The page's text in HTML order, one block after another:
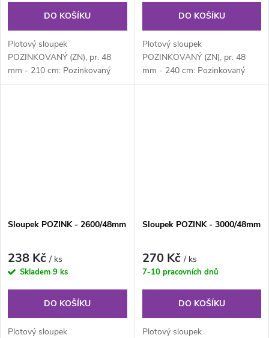
DO KOŠÍKU
Plotový sloupek
POZINKOVANÝ (ZN), pr. 48
mm - 210 cm: Pozinkovaný
kulatý plotový sloupek průměru
DO KOŠÍKU
Plotový sloupek
POZINKOVANÝ (ZN), pr. 48
mm - 240 cm: Pozinkovaný
kulatý plotový sloupek průměru
Sloupek POZINK - 2600/48mm
238 Kč/ ks
Skladem 9 ks
DO KOŠÍKU
Plotový sloupek
Sloupek POZINK - 3000/48mm
270 Kč/ ks
7-10 pracovních dnů
DO KOŠÍKU
Plotový sloupek